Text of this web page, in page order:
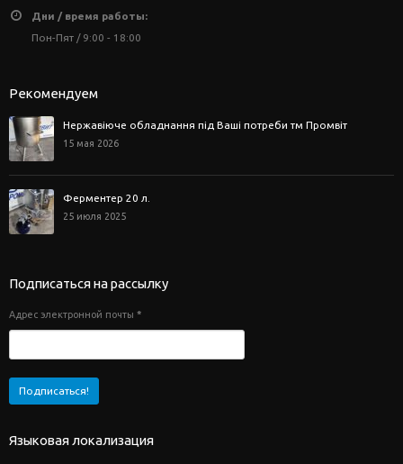
Дни / время работы:
Пон-Пят / 9:00 - 18:00
Рекомендуем
Нержавіюче обладнання під Ваші потреби тм Промвіт
15 мая 2026
Ферментер 20 л.
25 июля 2025
Подписаться на рассылку
Адрес электронной почты *
Языковая локализация